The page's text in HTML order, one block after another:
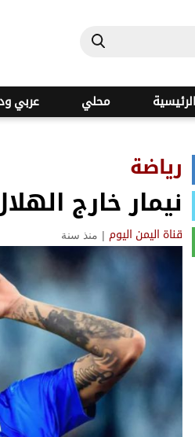
الرئيسية محلي عربي
رياضة
نيمار خارج
قناة اليمن اليوم | منذ سنة